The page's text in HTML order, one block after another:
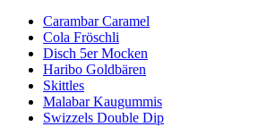
Carambar Caramel
Cola Fröschli
Disch 5er Mocken
Haribo Goldbären
Skittles
Malabar Kaugummis
Swizzels Double Dip